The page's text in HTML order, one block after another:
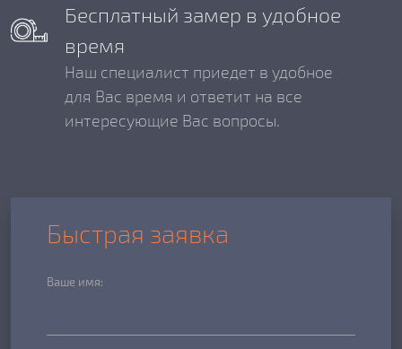
Бесплатный замер в удобное
время
Наш специалист приедет в удобное
для Вас время и ответит на все
интересующие Вас вопросы.
Быстрая заявка
Ваше имя: